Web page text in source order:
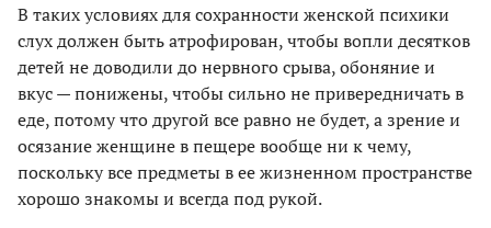
В таких условиях для сохранности женской психики
слух должен быть атрофирован, чтобы вопли десятков
детей не доводили до нервного срыва, обоняние и
вкус — понижены, чтобы сильно не привередничать в
еде, потому что другой все равно не будет, а зрение и
осязание женщине в пещере вообще ни к чему,
поскольку все предметы в ее жизненном пространстве
хорошо знакомы и всегда под рукой.